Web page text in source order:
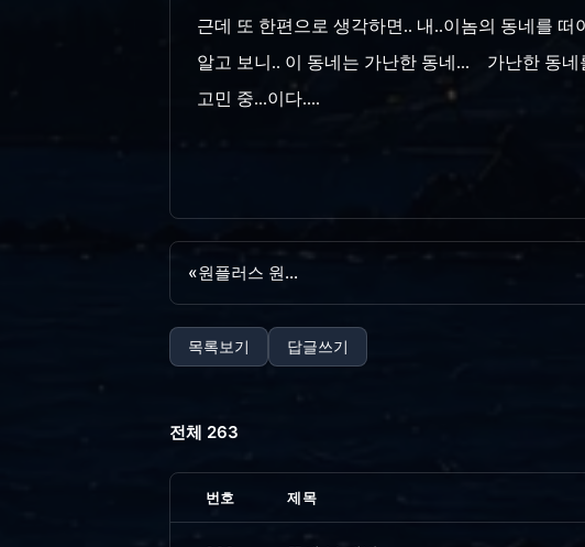
근데 또 한편으로 생각하면.. 내..이놈의 동네를
알고 보니.. 이 동네는 가난한 동네... 가난한 동
고민 중...이다....
«원플러스 원...
목록보기 답글쓰기
전체 263
번호 제목